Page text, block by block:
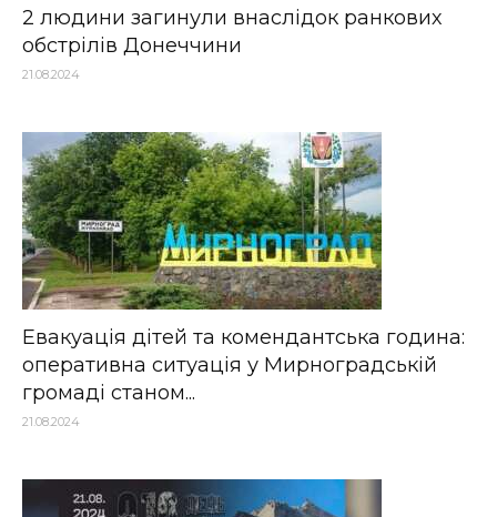
2 людини загинули внаслідок ранкових
обстрілів Донеччини
21.08.2024
Евакуація дітей та комендантська година:
оперативна ситуація у Мирноградській
громаді станом...
21.08.2024